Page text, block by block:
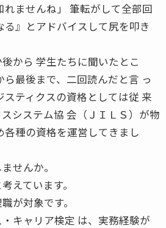
れませんね」 筆転がして全部回
』とアドバイスして尻を叩き
から 学生たちに聞いたとこ
最後まで、二回読んだと言 っ
ティクスの資格としては従 来
システム協 会（ＪＩＬＳ）が物
種の資格を運営してきまし
せんか。
えています。
が対象です。
キャリア検定 は、実務経験が